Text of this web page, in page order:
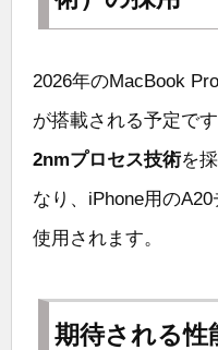
2026年のMacBook Pro
が搭載される予定で
2nmプロセス技術を
なり、iPhone用の
使用されます。
期待される性